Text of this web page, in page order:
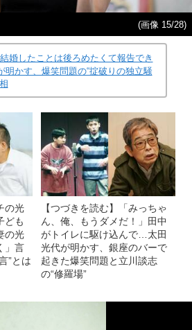
(画像 15/28)
結婚したことは後ろめたくて報告でき
明かす、爆笑問題の“掟破りの独立騒
の光
ども
の光
」言
”とは
【つづきを読む】「みっちゃ
ん、俺、もうダメだ！」田中
がトイレに駆け込んで…太田
光代が明かす、銀座のバーで
起きた爆笑問題と立川談志
の“修羅場”